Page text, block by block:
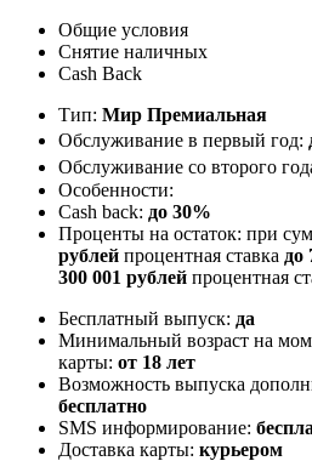
Общие условия
Снятие наличных
Cash Back
Тип: Мир Премиальная
Обслуживание в первый год:
Обслуживание со второго
Особенности:
Cash back: до 30%
Проценты на остаток: при
рублей процентная ставка до
300 001 рублей процентная
Бесплатный выпуск: да
Минимальный возраст на
карты: от 18 лет
Возможность выпуска
бесплатно
SMS информирование:
Доставка карты: курьером